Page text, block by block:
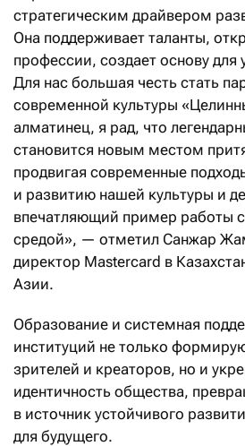
стратегическим драйвером
Она поддерживает таланты,
профессии, создает основу для
Для нас большая честь стать
современной культуры
алматинец, я рад, что
становится новым местом
продвигая современные
и развитию нашей культуры и
впечатляющий пример работы
средой», — отметил Санжар
директор Mastercard в
Азии.
Образование и системная
институций не только
зрителей и креаторов, но и
идентичность общества,
в источник устойчивого
для будущего.